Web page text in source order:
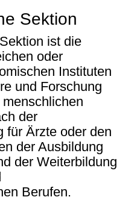
Sektion
ist die
oder
Instituten
und Forschung
der
für Ärzte oder den
der Ausbildung
der Weiterbildung
Berufen.